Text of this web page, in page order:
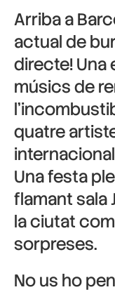
Arriba a
actual de
directe! Una
músics de
quatre
Una festa
flamant sala
la ciutat
sorpreses.
No us ho